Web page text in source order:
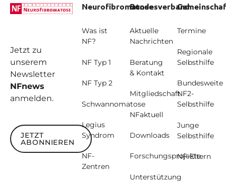
Jetzt zu
unserem
Newsletter
NFnews
anmelden.
Jetzt abonnieren
JETZT
ABONNIEREN
Neurofibromatose
Was ist
NF?
NF Typ 1
NF Typ 2
Schwannomatose
Legius
Syndrom
NF-
Zentren
Bundesverband
Aktuelle
Nachrichten
Beratung
& Kontakt
Mitgliedschaft
NFaktuell
Downloads
Forschungsprojekte
Unterstützung
Termine
Regionale
Selbsthilfe
Bundesweite
NF2-
Selbsthilfe
Junge
Selbsthilfe
NF-Eltern